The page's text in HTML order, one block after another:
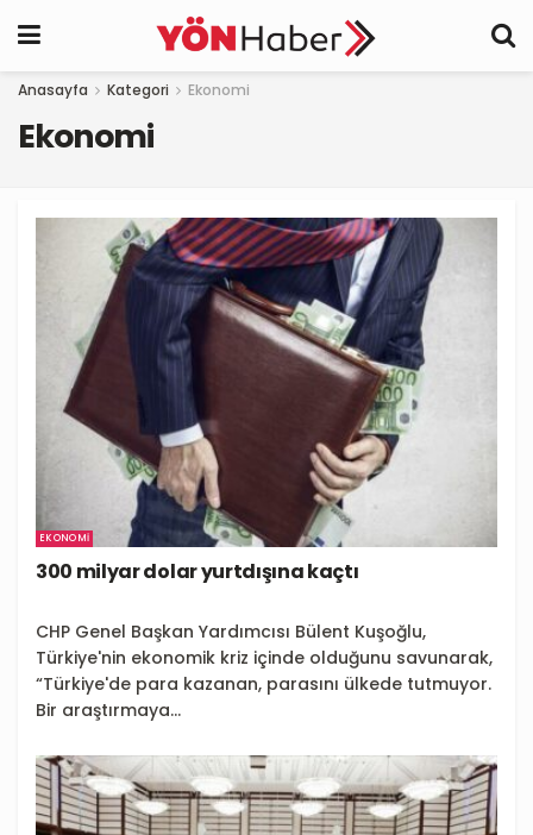
Anasayfa Kategori Ekonomi
Ekonomi
EKONOMI
300 milyar dolar yurtdışına kaçtı
CHP Genel Başkan Yardımcısı Bülent Kuşoğlu,
Türkiye'nin ekonomik kriz içinde olduğunu savunarak,
“Türkiye'de para kazanan, parasını ülkede tutmuyor.
Bir araştırmaya...